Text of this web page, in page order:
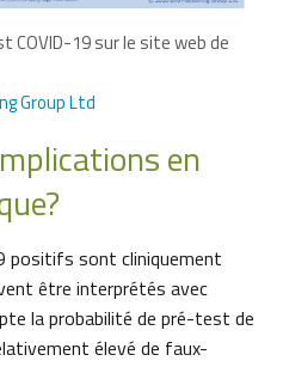
19 sur le site web de
Group Ltd
en
positifs sont cliniquement
être interprétés avec
la probabilité de pré-test de
élevé de faux-